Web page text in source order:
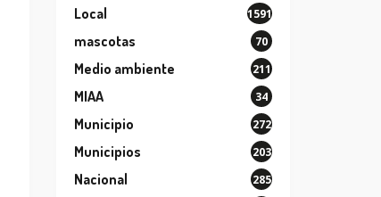
Local 1591
mascotas 70
Medio ambiente 211
MIAA 34
Municipio 272
Municipios 203
Nacional 285